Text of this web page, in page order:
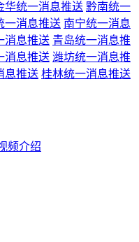
华统一消息推送 黔南统一
一消息推送 南宁统一消息
消息推送 青岛统一消息推
消息推送 潍坊统一消息推
息推送 桂林统一消息推送
频介绍